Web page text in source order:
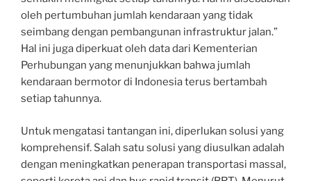
oleh pertumbuhan jumlah kendaraan yang tidak
seimbang dengan pembangunan infrastruktur jalan.”
Hal ini juga diperkuat oleh data dari Kementerian
Perhubungan yang menunjukkan bahwa jumlah
kendaraan bermotor di Indonesia terus bertambah
setiap tahunnya.
Untuk mengatasi tantangan ini, diperlukan solusi yang
komprehensif. Salah satu solusi yang diusulkan adalah
dengan meningkatkan penerapan transportasi massal,